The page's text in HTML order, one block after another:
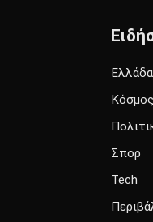
Ελλάδα
Κόσμος
Σπορ
Tech